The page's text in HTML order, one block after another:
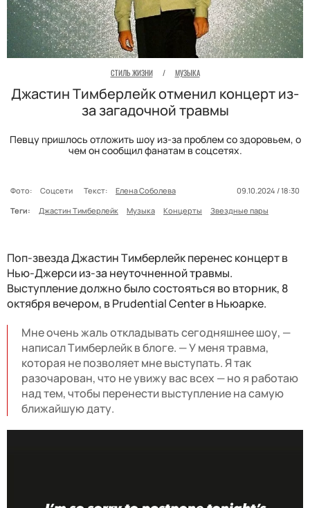
СТИЛЬ ЖИЗНИ / МУЗЫКА
Джастин Тимберлейк отменил концерт из-
за загадочной травмы
Певцу пришлось отложить шоу из-за проблем со здоровьем, о
чем он сообщил фанатам в соцсетях.
Фото: Соцсети Текст: Елена Соболева
09.10.2024 / 18:30
Теги:
Джастин Тимберлейк Музыка Концерты Звездные пары
Поп-звезда Джастин Тимберлейк перенес концерт в
Нью-Джерси из-за неуточненной травмы.
Выступление должно было состояться во вторник, 8
октября вечером, в Prudential Center в Ньюарке.
Мне очень жаль откладывать сегодняшнее шоу, —
написал Тимберлейк в блоге. — У меня травма,
которая не позволяет мне выступать. Я так
разочарован, что не увижу вас всех — но я работаю
над тем, чтобы перенести выступление на самую
ближайшую дату.